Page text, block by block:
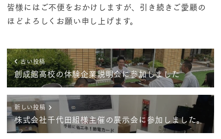
皆様にはご不便をおかけしますが、引き続きご愛顧の
ほどよろしくお願い申し上げます。
古い投稿
創成館高校の体験企業説明会に参加しました
新しい投稿
株式会社千代田組様主催の展示会に参加しました。